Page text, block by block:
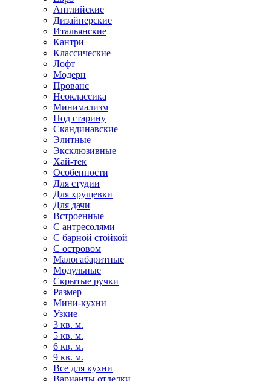
Английские
Дизайнерские
Итальянские
Кантри
Классические
Лофт
Модерн
Прованс
Неоклассика
Минимализм
Под старину
Скандинавские
Элитные
Эксклюзивные
Хай-тек
Особенности
Для студии
Для хрущевки
Для дачи
Встроенные
С антресолями
С барной стойкой
С островом
Малогабаритные
Модульные
Скрытые ручки
Размер
Мини-кухни
Узкие
3 кв. м.
5 кв. м.
6 кв. м.
9 кв. м.
Все для кухни
Варианты отделки